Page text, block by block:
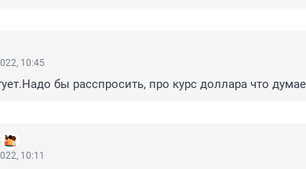
10:45
бы расспросить, про курс доллара что
10:11